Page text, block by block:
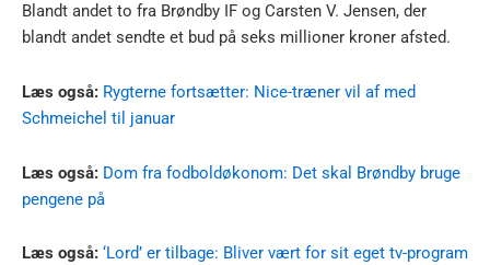
Blandt andet to fra Brøndby IF og Carsten V. Jensen, der
blandt andet sendte et bud på seks millioner kroner afsted.
Læs også: Rygterne fortsætter: Nice-træner vil af med
Schmeichel til januar
Læs også: Dom fra fodboldøkonom: Det skal Brøndby bruge
pengene på
Læs også: ‘Lord’ er tilbage: Bliver vært for sit eget tv-program